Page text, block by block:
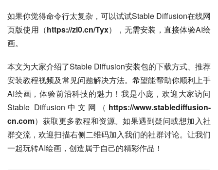
如果你觉得命令行太复杂，可以试试Stable Diffusion在线网
页版使用（https://zl0.cn/Tyx），无需安装，直接体验AI绘
画。
本文为大家介绍了Stable Diffusion安装包的下载方式、推荐
安装教程视频及常见问题解决方法。希望能帮助你顺利上手
AI绘画，体验前沿科技的魅力！我是小庞，欢迎大家访问
Stable Diffusion中文网（ https://www.stablediffusion-
cn.com）获取更多教程和资源。如果遇到疑问或想加入社
群交流，欢迎扫描右侧二维码加入我们的社群讨论。让我们
一起玩转AI绘画，创造属于自己的精彩作品！